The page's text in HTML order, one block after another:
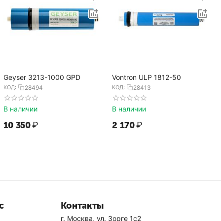
Geyser 3213-1000 GPD
КОД: 28494
В наличии
10 350₽
Vontron ULP 1812-50
КОД: 28413
В наличии
2 170₽
Контакты
г. Москва, ул. Зорге 1с2